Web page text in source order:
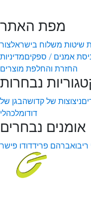
מפת האתר
שיטות משלוח בישראלצור
אמנים / ספקיםמדיניות
החזרת והחלפת מוצרים
נבחרות
ניצוצות של קדושהבגן של
דודומלכהלי
אומנים נבחרים
ריבואברהם פרידדודו פישר